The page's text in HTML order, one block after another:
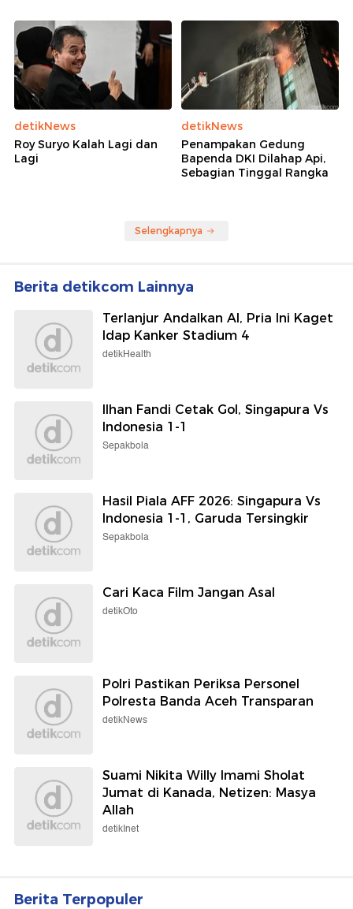
detikNews
Roy Suryo Kalah Lagi dan
Lagi
detikNews
Penampakan Gedung
Bapenda DKI Dilahap Api,
Sebagian Tinggal Rangka
Selengkapnya
Berita detikcom Lainnya
Terlanjur Andalkan AI, Pria Ini Kaget
Idap Kanker Stadium 4
detikHealth
Ilhan Fandi Cetak Gol, Singapura Vs
Indonesia 1-1
Sepakbola
Hasil Piala AFF 2026: Singapura Vs
Indonesia 1-1, Garuda Tersingkir
Sepakbola
Cari Kaca Film Jangan Asal
detikOto
Polri Pastikan Periksa Personel
Polresta Banda Aceh Transparan
detikNews
Suami Nikita Willy Imami Sholat
Jumat di Kanada, Netizen: Masya
Allah
detikInet
Berita Terpopuler